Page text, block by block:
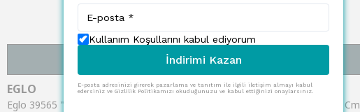
EGLO EGLO
Kullanım Koşullarını kabul ediyorum
İndirimi Kazan
E-posta adresinizi girerek pazarlama ve tanıtım ile ilgili iletişim almayı kabul
edersiniz ve Gizlilik Politikamızı okuduğunuzu ve kabul ettiğinizi onaylarsınız.